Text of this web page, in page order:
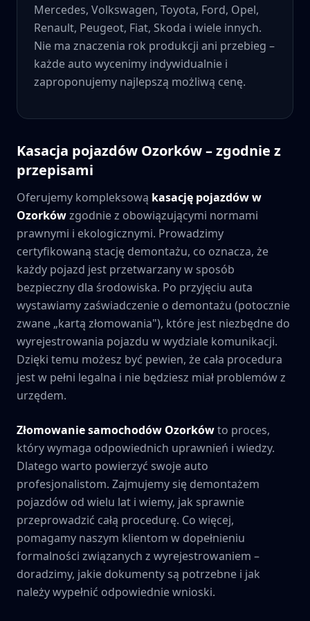
Mercedes, Volkswagen, Toyota, Ford, Opel,
Renault, Peugeot, Fiat, Skoda i wiele innych.
Nie ma znaczenia rok produkcji ani przebieg –
każde auto wycenimy indywidualnie i
zaproponujemy najlepszą możliwą cenę.
Kasacja pojazdów Ozorków– zgodnie z
przepisami
Oferujemy kompleksową kasację pojazdów w
Ozorkówzgodnie z obowiązującymi normami
prawnymi i ekologicznymi. Prowadzimy
certyfikowaną stację demontażu, co oznacza, że
każdy pojazd jest przetwarzany w sposób
bezpieczny dla środowiska. Po przyjęciu auta
wystawiamy zaświadczenie o demontażu (potocznie
zwane „kartą złomowania"), które jest niezbędne do
wyrejestrowania pojazdu w wydziale komunikacji.
Dzięki temu możesz być pewien, że cała procedura
jest w pełni legalna i nie będziesz miał problemów z
urzędem.
Złomowanie samochodów Ozorkówto proces,
który wymaga odpowiednich uprawnień i wiedzy.
Dlatego warto powierzyć swoje auto
profesjonalistom. Zajmujemy się demontażem
pojazdów od wielu lat i wiemy, jak sprawnie
przeprowadzić całą procedurę. Co więcej,
pomagamy naszym klientom w dopełnieniu
formalności związanych z wyrejestrowaniem –
doradzimy, jakie dokumenty są potrzebne i jak
należy wypełnić odpowiednie wnioski.